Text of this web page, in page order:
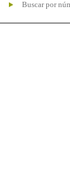
Buscar por